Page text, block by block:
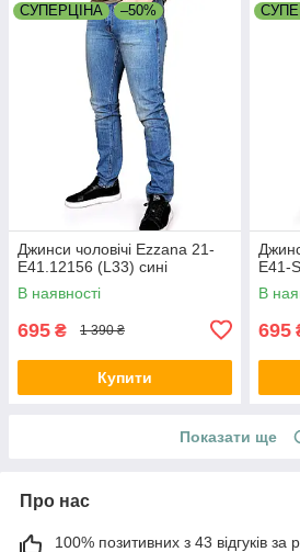
СУПЕРЦІНА –50%
Джинси чоловічі Ezzana 21-
E41.12156 (L33) сині
В наявності
695 ₴ 1 390 ₴
Купити
E41-
В
695
Показати ще
Про нас
100% позитивних з 43 відгуків за